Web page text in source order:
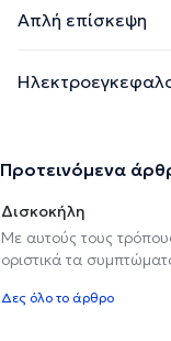
Απλή επίσκεψη
Προτεινόμενα
Δισκοκήλη
Με αυτούς τους
οριστικά τα
Δες όλο το άρθρο